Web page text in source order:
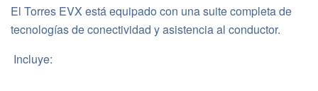
El Torres EVX está equipado con una suite completa de
tecnologías de conectividad y asistencia al conductor.
Incluye: